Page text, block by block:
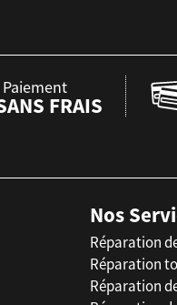
Paiement
FRAIS
Nos
Réparation
Réparation
Réparation